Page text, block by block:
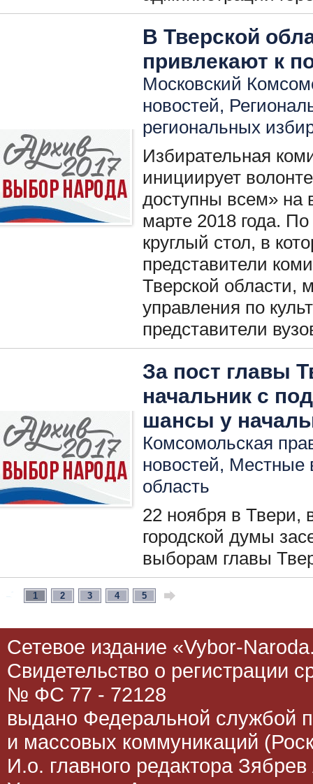
В Тверской
привлекают к
Московский
новостей,
региональных
Избирательная
инициирует
доступны всем» на
марте 2018 года.
круглый стол, в
представители
Тверской области,
управления по
представители
За пост главы
начальник с
шансы у
Комсомольская
новостей, Местные
область
22 ноября в Твери,
городской думы
выборам главы
1 2 3 4 5
Сетевое издание «Vybor-
Свидетельство о регистрации
№ ФС 77 - 72128
выдано Федеральной службой
и массовых коммуникаций
И.о. главного редактора